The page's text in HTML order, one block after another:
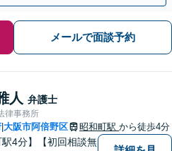
メールで面談予約
人 弁護士
律事務所
大阪市阿倍野区 昭和町駅 から徒歩4分
駅4分】【初回相談無